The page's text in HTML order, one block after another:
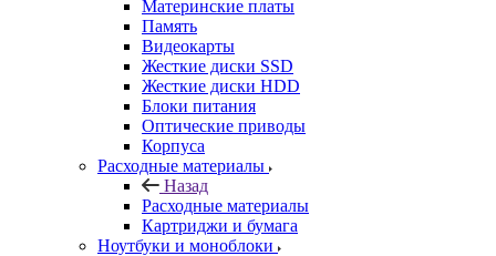
Материнские платы
Память
Видеокарты
Жесткие диски SSD
Жесткие диски HDD
Блоки питания
Оптические приводы
Корпуса
Расходные материалы
Назад
Расходные материалы
Картриджи и бумага
Ноутбуки и моноблоки